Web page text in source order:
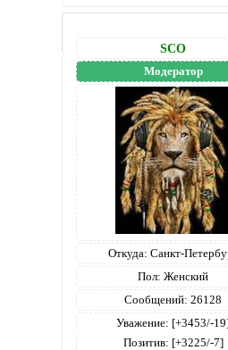
SCO
Модератор
Откуда: Санкт-
Пол: Женский
Сообщений: 26128
Уважение: [+3453/-
Позитив: [+3225/-7]